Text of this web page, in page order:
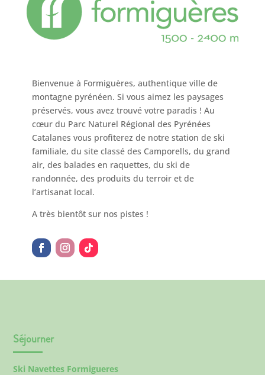
Bienvenue à Formiguères, authentique ville de
montagne pyrénéen. Si vous aimez les paysages
préservés, vous avez trouvé votre paradis ! Au
cœur du Parc Naturel Régional des Pyrénées
Catalanes vous profiterez de notre station de ski
familiale, du site classé des Camporells, du grand
air, des balades en raquettes, du ski de
randonnée, des produits du terroir et de
l’artisanat local.
A très bientôt sur nos pistes !
Séjourner
Ski Navettes Formigueres